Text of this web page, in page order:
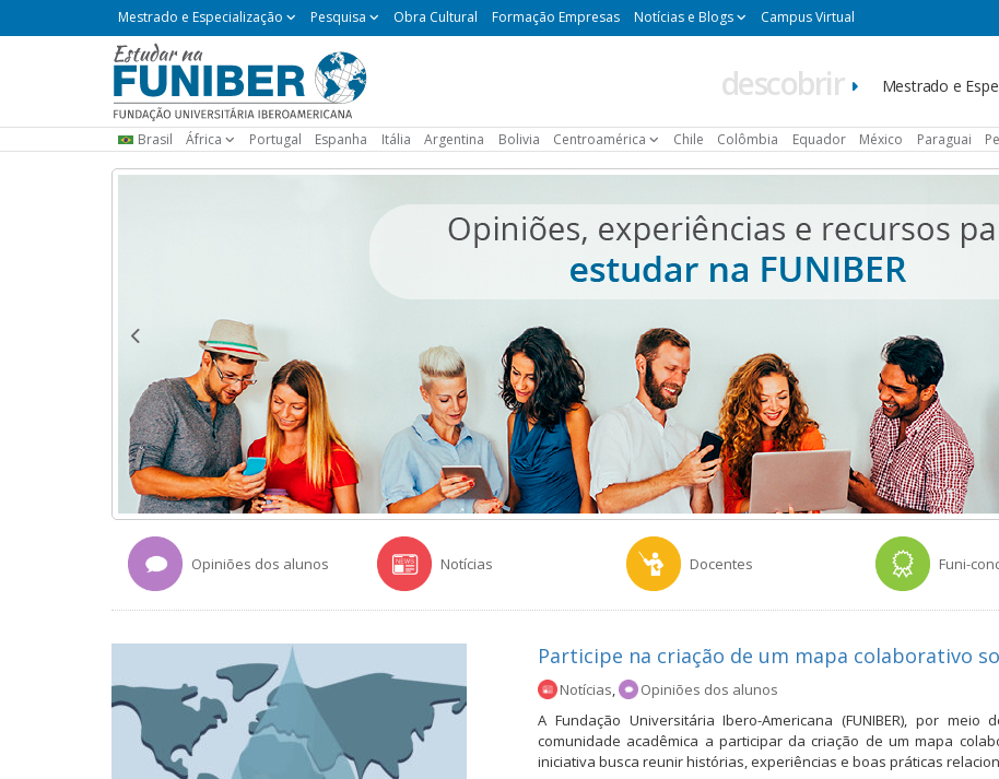
Mestrado
Especialização
Mestrado e Especialização Pesquisa Obra Cultural Formação Empresas Notícias e Blogs Campus Virtual
Navegación
Mestrado e
descobrir
Brasil África Portugal Espanha Itália Argentina Bolivia Centroamérica Chile Colômbia Equador México Paraguai
Opiniões dos alunos Notícias Docentes Funi-
Participe na criação de um mapa colaborativo
Notícias,
Opiniões dos alunos
A Fundação Universitária Ibero-Americana (FUNIBER), por
comunidade acadêmica a participar da criação de um mapa
iniciativa busca reunir histórias, experiências e boas práticas